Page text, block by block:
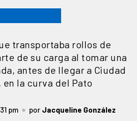
transportaba rollos de
de su carga al tomar una
antes de llegar a Ciudad
en la curva del Pato
pm por Jacqueline González